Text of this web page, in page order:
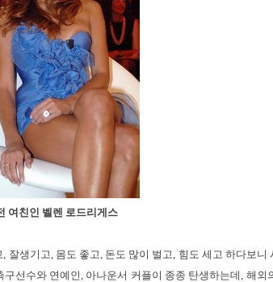
여친인 벨렌 로드리게스
생기고, 몸도 좋고, 돈도 많이 벌고, 힘도 세고 하다보니
선수와 연예인, 아나운서 커플이 종종 탄생하는데, 해외